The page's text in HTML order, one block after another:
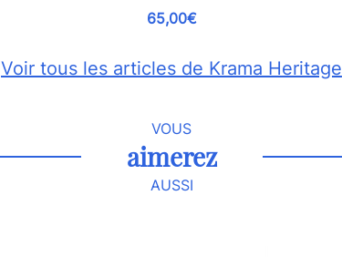
65,00€
Voir tous les articles de Krama Heritage
VOUS
aimerez
AUSSI